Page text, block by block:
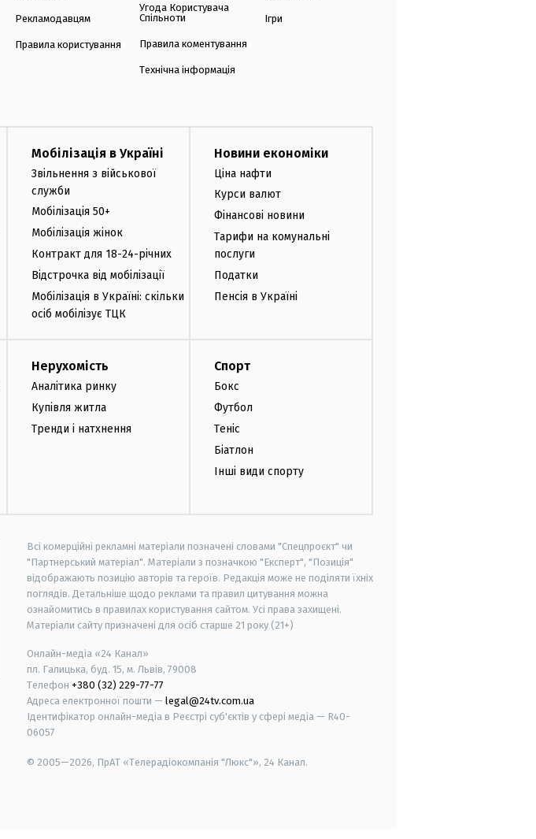
Рекламодавцям
Правила користування
Угода Користувача
Спільноти
Правила коментування
Технічна інформація
Ігри
Мобілізація в Україні
Звільнення з військової
служби
Мобілізація 50+
Мобілізація жінок
Контракт для 18-24-річних
Відстрочка від мобілізації
Мобілізація в Україні: скільки
осіб мобілізує ТЦК
Новини економіки
Ціна нафти
Курси валют
Фінансові новини
Тарифи на комунальні
послуги
Податки
Пенсія в Україні
Нерухомість
Аналітика ринку
Купівля житла
Тренди і натхнення
Спорт
Бокс
Футбол
Теніс
Біатлон
Інші види спорту
Всі комерційні рекламні матеріали позначені словами "Спецпроєкт" чи
"Партнерський матеріал". Матеріали з позначкою "Експерт", "Позиція"
відображають позицію авторів та героїв. Редакція може не поділяти їхніх
поглядів. Детальніше щодо реклами та правил цитування можна
ознайомитись в правилах користування сайтом. Усі права захищені.
Матеріали сайту призначені для осіб старше 21 року (21+)
Онлайн-медіа «24 Канал»
пл. Галицька, буд. 15, м. Львів, 79008
Телефон +380 (32) 229-77-77
Адреса електронної пошти — legal@24tv.com.ua
Ідентифікатор онлайн-медіа в Реєстрі суб'єктів у сфері медіа — R40-
06057
© 2005—2026, ПрАТ «Телерадіокомпанія "Люкс"», 24 Канал.